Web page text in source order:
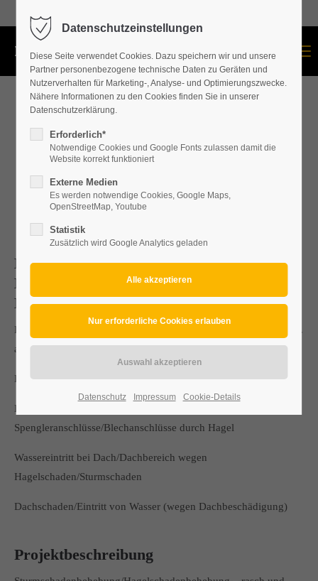
Hagelschaden/Sturmschaden bei Dach -
Hagelschadenbehebung bei
Dachrinne/Spengleranschlüsse
Behebung eines Hagelschadens/Sturmschadens bei der Familie P.
aus Purbach (Storchencamp)
Durchlöchte/kaputte/beschädigte Dachrinne
Kaputte/durchlöchte/beschädigte
Spengleranschlüsse/Blechanschlüsse durch Hagel
Wassereintritt bei Dach/Dachbereich wegen
Hagelschaden/Sturmschaden
Dachschaden/Eintritt von Wasser (wegen Dachbeschädigung)
Projektbeschreibung
Datenschutzeinstellungen
Diese Seite verwendet Cookies. Dazu speichern wir und unsere
Partner personenbezogene technische Daten zu Geräten und
Nutzerverhalten für Marketing-, Analyse- und Optimierungszwecke.
Nähere Informationen zu den Cookies finden Sie in unserer
Datenschutzerklärung.
Erforderlich*
Notwendige Cookies und Google Fonts zulassen damit die
Website korrekt funktioniert
Externe Medien
Es werden notwendige Cookies, Google Maps,
OpenStreetMap, Youtube
Statistik
Zusätzlich wird Google Analytics geladen
Datenschutz Impressum Cookie-Details